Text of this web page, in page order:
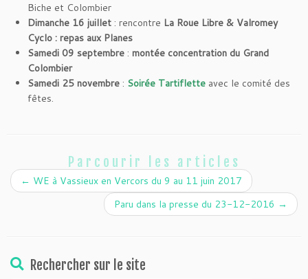
Biche et Colombier
Dimanche 16 juillet : rencontre La Roue Libre & Valromey
Cyclo : repas aux Planes
Samedi 09 septembre : montée concentration du Grand
Colombier
Samedi 25 novembre : Soirée Tartiflette avec le comité des
fêtes.
Parcourir les articles
← WE à Vassieux en Vercors du 9 au 11 juin 2017
Paru dans la presse du 23-12-2016 →
Rechercher sur le site